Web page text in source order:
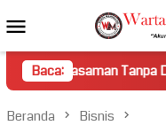
ke
kontenMobile
Baca:
Tanpa Dasar Hukum
Beranda Bisnis